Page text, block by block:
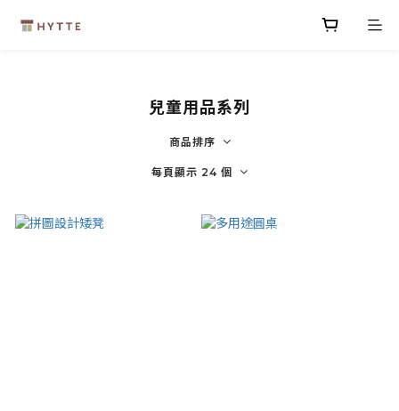
兒童用品系列
商品排序
每頁顯示 24 個